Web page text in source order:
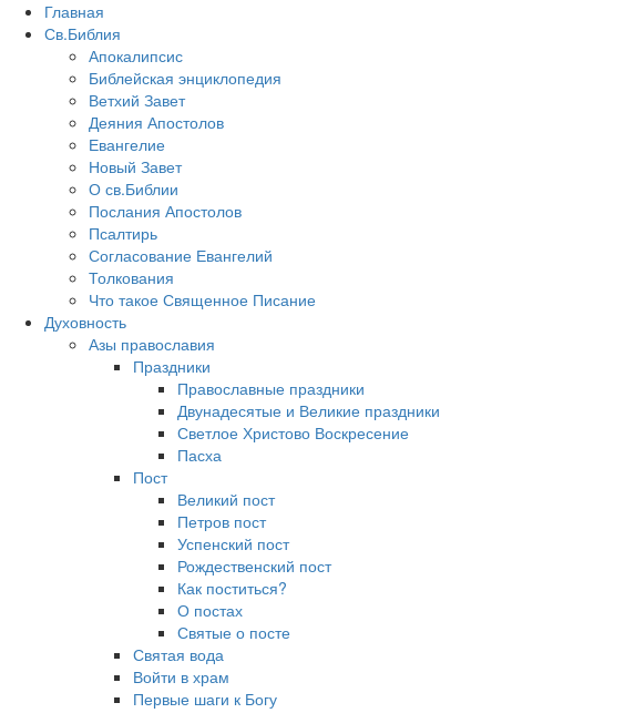
Главная
Св.Библия
Апокалипсис
Библейская энциклопедия
Ветхий Завет
Деяния Апостолов
Евангелие
Новый Завет
О св.Библии
Послания Апостолов
Псалтирь
Согласование Евангелий
Толкования
Что такое Священное Писание
Духовность
Азы православия
Праздники
Православные праздники
Двунадесятые и Великие праздники
Светлое Христово Воскресение
Пасха
Пост
Великий пост
Петров пост
Успенский пост
Рождественский пост
Как поститься?
О постах
Святые о посте
Святая вода
Войти в храм
Первые шаги к Богу